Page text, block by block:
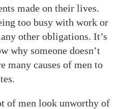
made on their lives.
too busy with work or
other obligations. It’s
why someone doesn’t
many causes of men to
of men look unworthy of